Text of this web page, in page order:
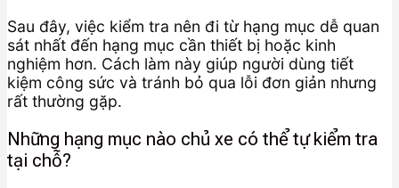
Sau đây, việc kiểm tra nên đi từ hạng mục dễ quan
sát nhất đến hạng mục cần thiết bị hoặc kinh
nghiệm hơn. Cách làm này giúp người dùng tiết
kiệm công sức và tránh bỏ qua lỗi đơn giản nhưng
rất thường gặp.
Những hạng mục nào chủ xe có thể tự kiểm tra
tại chỗ?